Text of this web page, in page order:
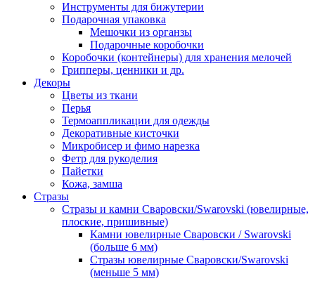
Инструменты для бижутерии
Подарочная упаковка
Мешочки из органзы
Подарочные коробочки
Коробочки (контейнеры) для хранения мелочей
Грипперы, ценники и др.
Декоры
Цветы из ткани
Перья
Термоаппликации для одежды
Декоративные кисточки
Микробисер и фимо нарезка
Фетр для рукоделия
Пайетки
Кожа, замша
Стразы
Стразы и камни Сваровски/Swarovski (ювелирные,
плоские, пришивные)
Камни ювелирные Сваровски / Swarovski
(больше 6 мм)
Стразы ювелирные Сваровски/Swarovski
(меньше 5 мм)